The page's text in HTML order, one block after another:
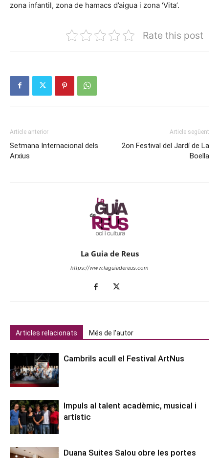
zona infantil, zona de hamacs d’aigua i zona ‘Vita’.
Rate this post
Article anterior
Setmana Internacional dels
Arxius
Article següent
2on Festival del Jardí de La
Boella
La Guia de Reus
https://www.laguiadereus.com
Articles relacionats Més de l'autor
Cambrils acull el Festival ArtNus
Impuls al talent acadèmic, musical i
artístic
Duana Suites Salou obre les portes